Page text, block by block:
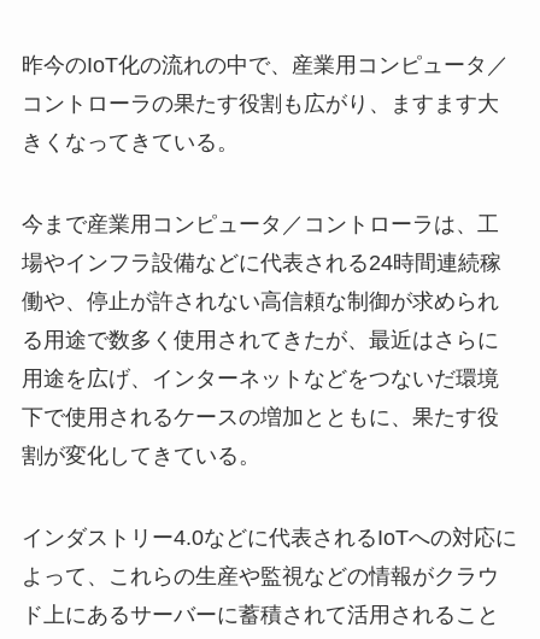
昨今のIoT化の流れの中で、産業用コンピュータ／
コントローラの果たす役割も広がり、ますます大
きくなってきている。
今まで産業用コンピュータ／コントローラは、工
場やインフラ設備などに代表される24時間連続稼
働や、停止が許されない高信頼な制御が求められ
る用途で数多く使用されてきたが、最近はさらに
用途を広げ、インターネットなどをつないだ環境
下で使用されるケースの増加とともに、果たす役
割が変化してきている。
インダストリー4.0などに代表されるIoTへの対応に
よって、これらの生産や監視などの情報がクラウ
ド上にあるサーバーに蓄積されて活用されること